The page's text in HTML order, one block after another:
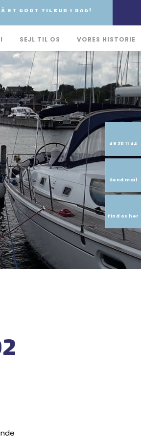
49 20 11 44
Send mail
Find os her
ET GODT TILBUD I DAG!
SEJL TIL OS VORES HISTORIE